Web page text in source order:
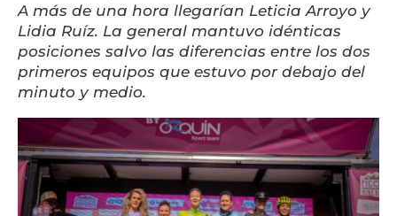
A más de una hora llegarían Leticia Arroyo y
Lidia Ruíz. La general mantuvo idénticas
posiciones salvo las diferencias entre los dos
primeros equipos que estuvo por debajo del
minuto y medio.